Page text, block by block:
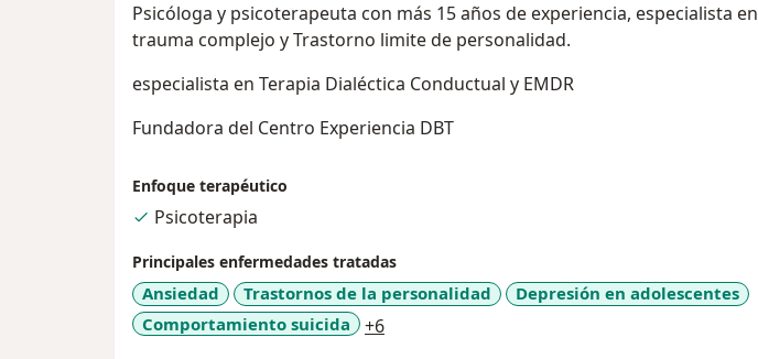
Psicóloga y psicoterapeuta con más 15 años de experiencia, especialista en
trauma complejo y Trastorno limite de personalidad.
especialista en Terapia Dialéctica Conductual y EMDR
Fundadora del Centro Experiencia DBT
Enfoque terapéutico
Psicoterapia
Principales enfermedades tratadas
Ansiedad Trastornos de la personalidad
Depresión en adolescentes
Comportamiento suicida
+6a11y_sr_more_diseases